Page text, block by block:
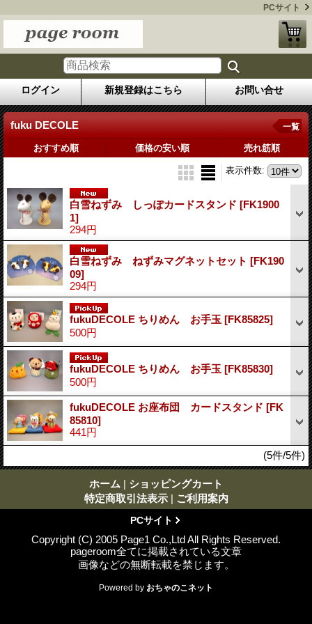
PCサイト
ログイン 新規登録はこちら お問い合せ
fuku DECOLE 一覧
おすすめ順 価格の安い順 売れ筋順
表示件数:
白雪ねずみ しっぽカードスタンド [FK1900
1]
294円
白雪ねずみ ねずみマグネットセット [FK190
09]
294円
fukuDECOLE ちりめん お手玉 [FK85825]
500円
fukuDECOLE ちりめん お手玉 [FK85830]
500円
fukuDECOLE お座布団 カードスタンド [FK
85810]
441円
(5件/5件)
ホーム | ショッピングカート
特定商取引法表示 | ご利用案内
PCサイト
Copyright (C) 2005 Page1 Co.,Ltd All Rights Reserved.
pageroom全てに掲載されている文章
画像などの無断転載を禁じます。
Powered by おちゃのこネット